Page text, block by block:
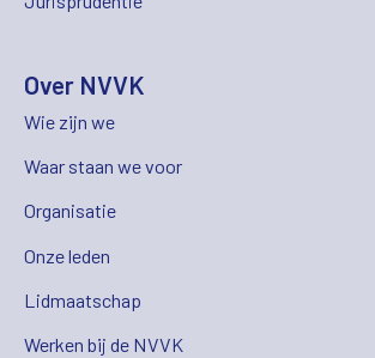
Over NVVK
Wie zijn we
Waar staan we voor
Organisatie
Onze leden
Lidmaatschap
Werken bij de NVVK